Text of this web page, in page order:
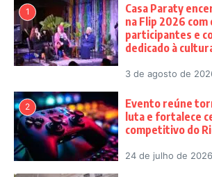
1
Casa Paraty
na Flip 2026 com
participantes e
dedicado à
3 de agosto de
2
Evento reúne
luta e fortalece
competitivo do
24 de julho de 2026